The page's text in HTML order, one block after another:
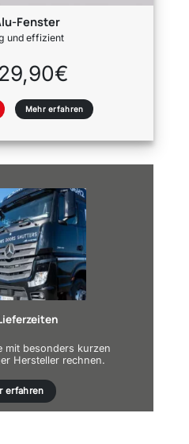
Fenster
und effizient
Mehr erfahren
mit besonders kurzen
Hersteller rechnen.
erfahren